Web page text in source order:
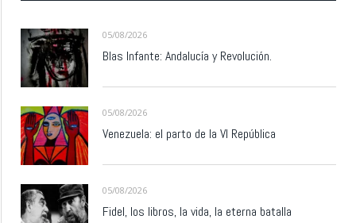
05/08/2026
Blas Infante: Andalucía y Revolución.
05/08/2026
Venezuela: el parto de la VI República
05/08/2026
Fidel, los libros, la vida, la eterna batalla